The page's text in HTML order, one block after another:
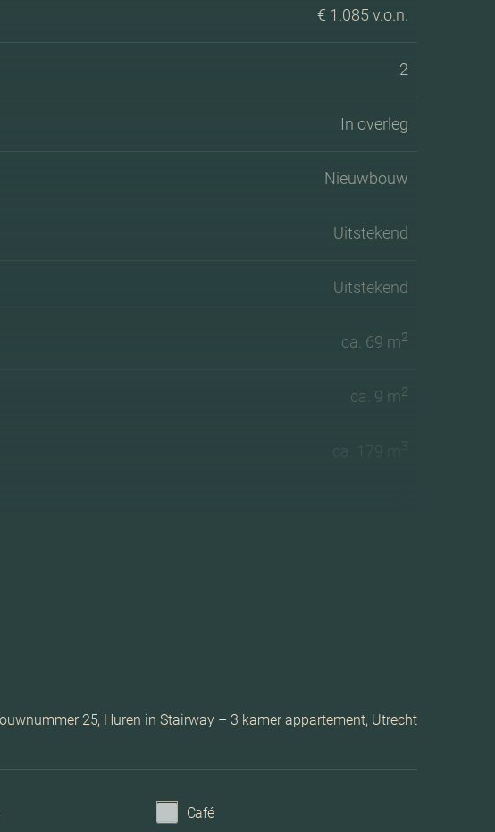
€ 1.085 v.o.n.
2
In overleg
Nieuwbouw
Uitstekend
Uitstekend
ca. 69 m2
ca. 9 m2
ca. 179 m 3
Vloerverwarming gedeeltelijk
25, Huren in Stairway – 3 kamer appartement, Utrecht
Café